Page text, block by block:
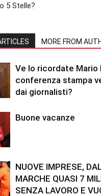
5 Stelle?
MORE FROM
Ve lo ricordate Mario
conferenza stampa
dai giornalisti?
Buone vacanze
NUOVE IMPRESE,
MARCHE QUASI 7
SENZA LAVORO E